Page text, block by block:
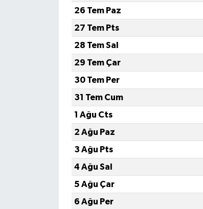
26 Tem Paz
27 Tem Pts
28 Tem Sal
29 Tem Çar
30 Tem Per
31 Tem Cum
1 Ağu Cts
2 Ağu Paz
3 Ağu Pts
4 Ağu Sal
5 Ağu Çar
6 Ağu Per